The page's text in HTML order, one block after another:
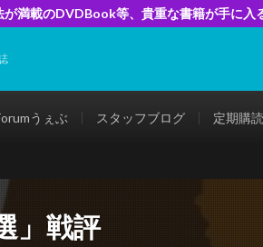
が満載のDVDBook等、貴重な書籍が手に入
うぇぶ スタッフブログ 定期購
」戦評